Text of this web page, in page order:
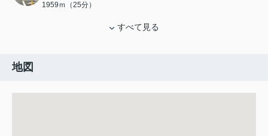
1959ｍ（25分）
すべて見る
地図